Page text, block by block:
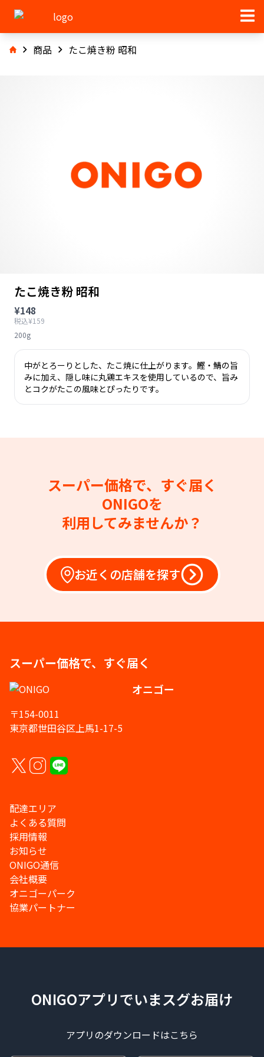
商品 たこ焼き粉 昭和
たこ焼き粉 昭和
¥148
税込¥159
200g
中がとろーりとした、たこ焼に仕上がります。鰹・鯖の旨
みに加え、隠し味に丸鶏エキスを使用しているので、旨み
とコクがたこの風味とぴったりです。
スーパー価格で、すぐ届く
ONIGOを
利用してみませんか？
お近くの店舗を探す
スーパー価格で、すぐ届く
オニゴー
〒154-0011
東京都世田谷区上馬1-17-5
配達エリア
よくある質問
採用情報
お知らせ
ONIGO通信
会社概要
オニゴーパーク
協業パートナー
ONIGOアプリでいまスグお届け
アプリのダウンロードはこちら